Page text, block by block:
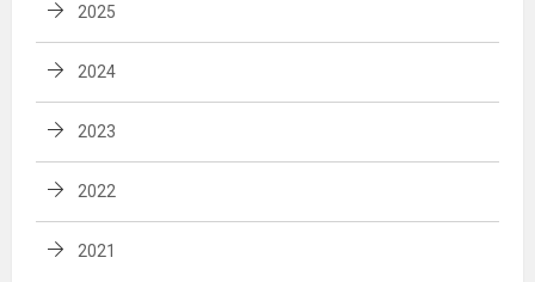
2025
2024
2023
2022
2021